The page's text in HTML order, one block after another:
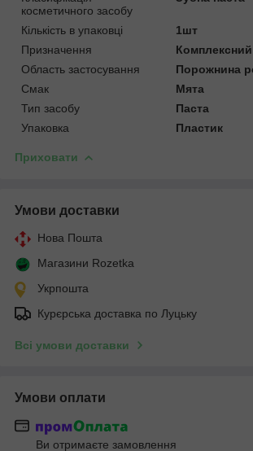
косметичного засобу
Кількість в упаковці
1шт
Призначення
Область застосування
Порожнина
Смак
Мята
Тип засобу
Паста
Упаковка
Пластик
Приховати
Умови доставки
Нова Пошта
Магазини Rozetka
Укрпошта
Курєрська доставка по Луцьку
Всі умови доставки
Умови оплати
Ви отримаєте замовлення